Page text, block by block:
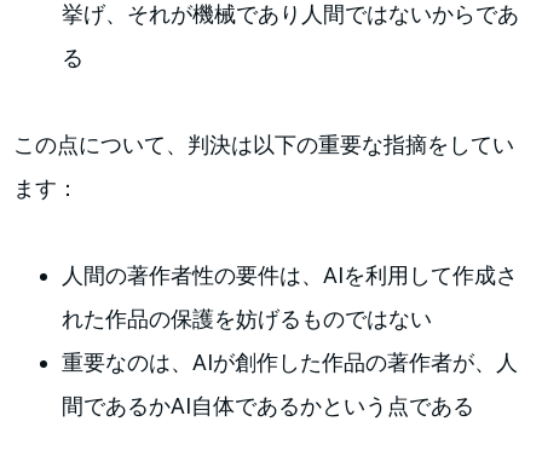
挙げ、それが機械であり人間ではないからであ
る
この点について、判決は以下の重要な指摘をしてい
ます：
人間の著作者性の要件は、AIを利用して作成さ
れた作品の保護を妨げるものではない
重要なのは、AIが創作した作品の著作者が、人
間であるかAI自体であるかという点である